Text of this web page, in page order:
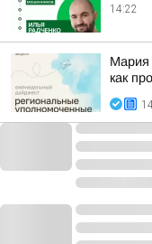
14:22
Мария
как